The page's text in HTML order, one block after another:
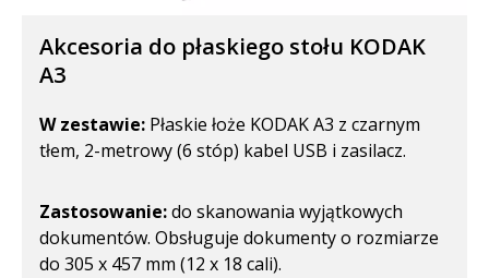
Akcesoria do płaskiego stołu KODAK
A3
W zestawie: Płaskie łoże KODAK A3 z czarnym
tłem, 2-metrowy (6 stóp) kabel USB i zasilacz.
Zastosowanie:do skanowania wyjątkowych
dokumentów. Obsługuje dokumenty o rozmiarze
do 305 x 457 mm (12 x 18 cali).